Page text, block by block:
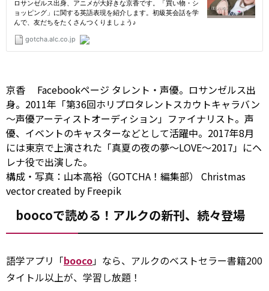
京香 Facebookページ タレント・声優。ロサンゼルス出
身。2011年「第36回ホリプロタレントスカウトキャラバン
～声優アーティストオーディション」ファイナリスト。声
優、イベントのキャスターなどとして活躍中。2017年8月
には東京で上演された「真夏の夜の夢～LOVE～2017」にヘ
レナ役で出演した。
構成・写真：山本高裕（GOTCHA！編集部） Christmas
vector created by Freepik
boocoで読める！アルクの新刊、続々登場
語学アプリ「booco」なら、アルクのベストセラー書籍200
タイトル以上が、学習し放題！